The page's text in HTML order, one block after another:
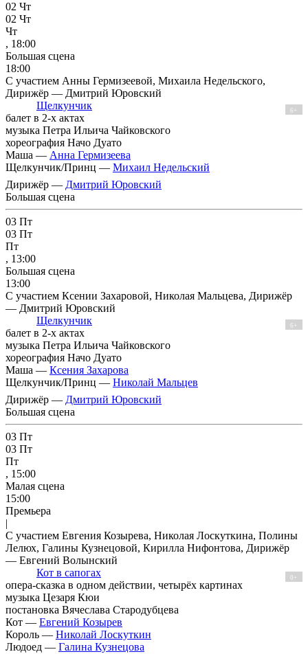
02 Чт
02 Чт
Чт
, 18:00
Большая сцена
18:00
С участием Анны Гермизеевой, Михаила Недельского,
Дирижёр — Дмитрий Юровский
Щелкунчик
6+
балет в 2-х актах
музыка Петра Ильича Чайковского
хореография Начо Дуато
Маша — Анна Гермизеева
Щелкунчик/Принц — Михаил Недельский
Дирижёр — Дмитрий Юровский
Большая сцена
03 Пт
03 Пт
Пт
, 13:00
Большая сцена
13:00
С участием Ксении Захаровой, Николая Мальцева, Дирижёр
— Дмитрий Юровский
Щелкунчик
6+
балет в 2-х актах
музыка Петра Ильича Чайковского
хореография Начо Дуато
Маша — Ксения Захарова
Щелкунчик/Принц — Николай Мальцев
Дирижёр — Дмитрий Юровский
Большая сцена
03 Пт
03 Пт
Пт
, 15:00
Малая сцена
15:00
Премьера
|
С участием Евгения Козырева, Николая Лоскуткина, Полины
Лелюх, Галины Кузнецовой, Кирилла Нифонтова, Дирижёр
— Евгений Волынский
Кот в сапогах
0+
опера-сказка в одном действии, четырёх картинах
музыка Цезаря Кюи
постановка Вячеслава Стародубцева
Кот — Евгений Козырев
Король — Николай Лоскуткин
Людоед — Галина Кузнецова